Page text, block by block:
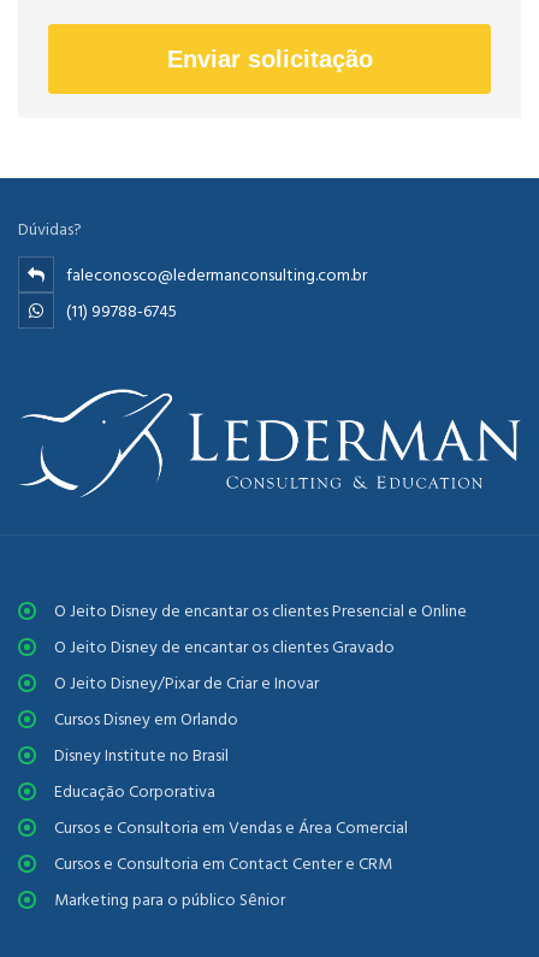
Enviar solicitação
Dúvidas?
faleconosco@ledermanconsulting.com.br
(11) 99788-6745
O Jeito Disney de encantar os clientes Presencial e Online
O Jeito Disney de encantar os clientes Gravado
O Jeito Disney/Pixar de Criar e Inovar
Cursos Disney em Orlando
Disney Institute no Brasil
Educação Corporativa
Cursos e Consultoria em Vendas e Área Comercial
Cursos e Consultoria em Contact Center e CRM
Marketing para o público Sênior